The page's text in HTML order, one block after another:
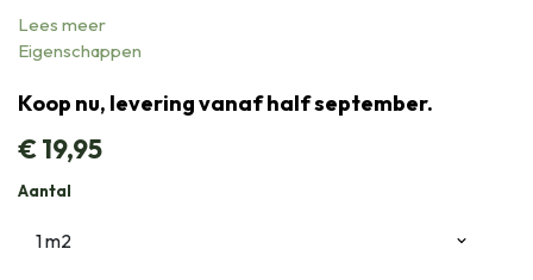
Lees meer
Eigenschappen
Koop nu, levering vanaf half september.
€19,95
Aantal